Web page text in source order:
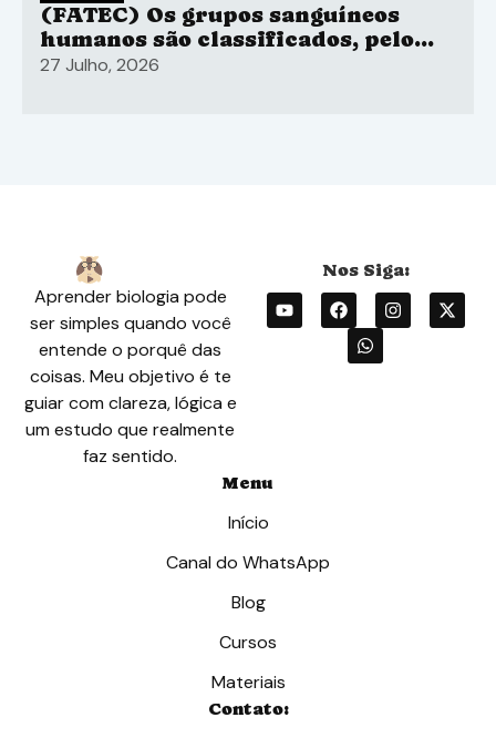
(FATEC) Os grupos sanguíneos
humanos são classificados, pelo
sistema ABO
27 Julho, 2026
Aprender biologia pode
ser simples quando você
entende o porquê das
coisas. Meu objetivo é te
guiar com clareza, lógica e
um estudo que realmente
faz sentido.
Menu
Início
Canal do WhatsApp
Blog
Cursos
Materiais
Contato: